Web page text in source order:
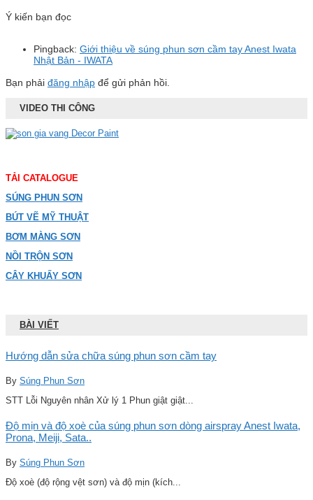
Ý kiến bạn đọc
Pingback: Giới thiệu về súng phun sơn cầm tay Anest Iwata
Nhật Bản - IWATA
Bạn phải đăng nhập để gửi phản hồi.
VIDEO THI CÔNG
TẢI CATALOGUE
SÚNG PHUN SƠN
BÚT VẼ MỸ THUẬT
BƠM MÀNG SƠN
NỒI TRỘN SƠN
CÂY KHUẤY SƠN
BÀI VIẾT
Hướng dẫn sửa chữa súng phun sơn cầm tay
By Súng Phun Sơn
STT Lỗi Nguyên nhân Xử lý 1 Phun giật giật...
Độ mịn và độ xoè của súng phun sơn dòng airspray Anest Iwata,
Prona, Meiji, Sata..
By Súng Phun Sơn
Độ xoè (độ rộng vệt sơn) và độ mịn (kích...